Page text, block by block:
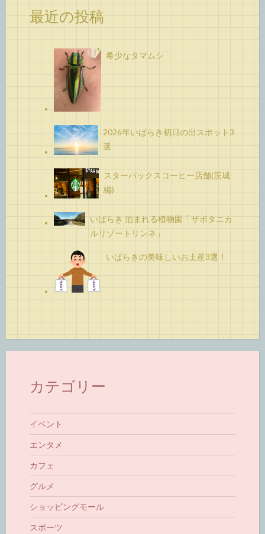
最近の投稿
希少なタマムシ
2026年いばらき初日の出スポット3
選
スターバックスコーヒー店舗(茨城
編)
いばらき 泊まれる植物園「ザボタニカ
ルリゾートリンネ」
いばらきの美味しいお土産3選！
カテゴリー
イベント
エンタメ
カフェ
グルメ
ショッピングモール
スポーツ